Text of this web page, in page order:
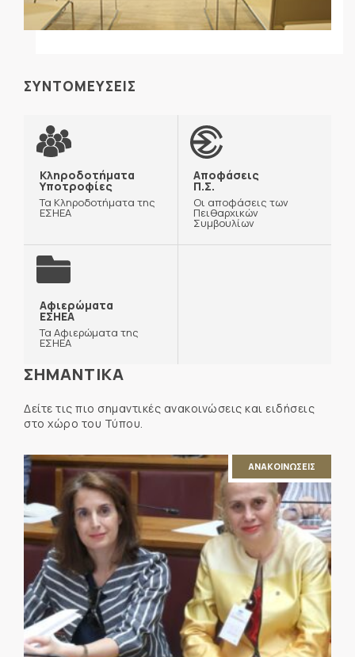
ΣΥΝΤΟΜΕΥΣΕΙΣ
Κληροδοτήματα
Υποτροφίες
Τα Κληροδοτήματα της
ΕΣΗΕΑ
Αποφάσεις
Π.Σ.
Οι αποφάσεις των
Πειθαρχικών
Συμβουλίων
Αφιερώματα
ΕΣΗΕΑ
Τα Αφιερώματα της
ΕΣΗΕΑ
ΣΗΜΑΝΤΙΚΑ
Δείτε τις πιο σημαντικές ανακοινώσεις και ειδήσεις
στο χώρο του Τύπου.
ΑΝΑΚΟΙΝΩΣΕΙΣ